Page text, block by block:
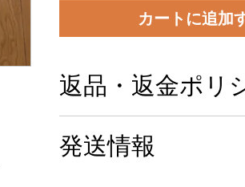
カートに追加
返品・返金ポリ
＆検査しておりますが万
発送情報